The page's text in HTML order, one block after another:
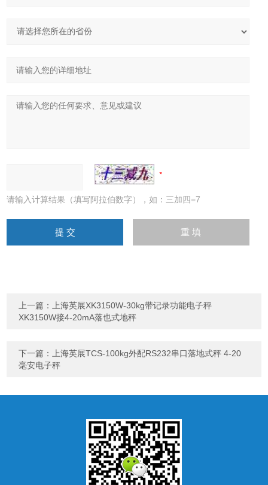
请输入计算结果（填写阿拉伯数字），如：三加四=7
上一篇：
上海英展XK3150W-30kg带记录功能电子秤
XK3150W接4-20mA落也式地秤
下一篇：
上海英展TCS-100kg外配RS232串口落地式秤 4-20
毫安电子秤